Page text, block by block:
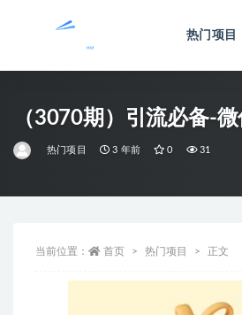
热门项目
（3070期）引流必备-
热门项目 3 年前 0 31
当前位置： 首页 热门项目 正文